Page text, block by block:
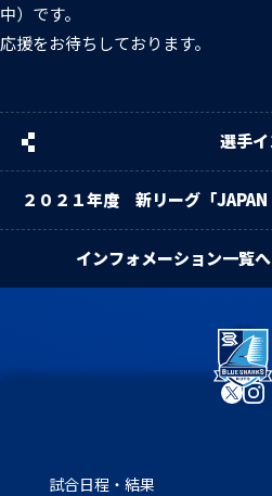
中）です。
応援をお待ちしております。
選手
２０２１年度 新リーグ「JAPAN
RUGBY LEAGUE ONE」参入
インフォメーション一覧へ
試合日程・結果